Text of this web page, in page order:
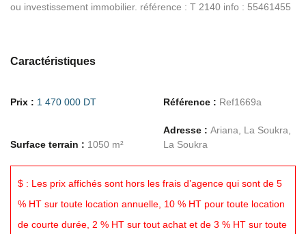
ou investissement immobilier. référence : T 2140 info : 55461455
Caractéristiques
Prix : 1 470 000 DT Référence : Ref1669a
Surface terrain : 1050 m²
Adresse : Ariana, La Soukra,
La Soukra
$ : Les prix affichés sont hors les frais d’agence qui sont de 5
% HT sur toute location annuelle, 10 % HT pour toute location
de courte durée, 2 % HT sur tout achat et de 3 % HT sur toute